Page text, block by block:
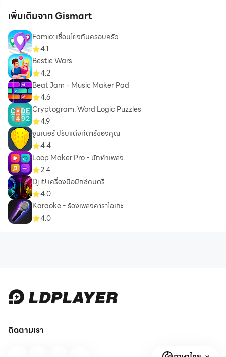
เพิ่มเติมจาก Gismart
Famio: เชื่อมโยงกับครอบครัว
4.1
Bestie Wars
4.2
Beat Jam - Music Maker Pad
4.6
Cryptogram: Word Logic Puzzles
4.9
จูนเนอร์ ปรับแต่งกีตาร์ของคุณ
4.4
Loop Maker Pro - นักทำเพลง
2.4
Dj it! เครื่องมือมิกซ์ดนตรี
4.0
Karaoke - ร้องเพลงคาราโอเกะ
4.0
ติดตามเรา